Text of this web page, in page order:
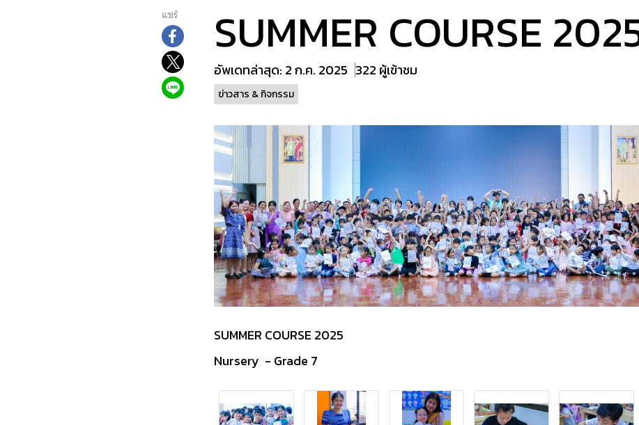
แชร์ SUMMER COURSE
อัพเดทล่าสุด: 2 ก.ค. 2025 322 ผู้เข้าชม
ข่าวสาร & กิจกรรม
SUMMER COURSE 2025
Nursery - Grade 7